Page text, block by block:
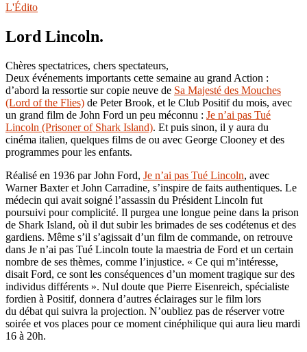
L'Édito
Lord Lincoln.
Chères spectatrices, chers spectateurs,
Deux événements importants cette semaine au grand Action :
d’abord la ressortie sur copie neuve de Sa Majesté des Mouches
(Lord of the Flies) de Peter Brook, et le Club Positif du mois, avec
un grand film de John Ford un peu méconnu : Je n’ai pas Tué
Lincoln (Prisoner of Shark Island). Et puis sinon, il y aura du
cinéma italien, quelques films de ou avec George Clooney et des
programmes pour les enfants.
Réalisé en 1936 par John Ford, Je n’ai pas Tué Lincoln, avec
Warner Baxter et John Carradine, s’inspire de faits authentiques. Le
médecin qui avait soigné l’assassin du Président Lincoln fut
poursuivi pour complicité. Il purgea une longue peine dans la prison
de Shark Island, où il dut subir les brimades de ses codétenus et des
gardiens. Même s’il s’agissait d’un film de commande, on retrouve
dans Je n’ai pas Tué Lincoln toute la maestria de Ford et un certain
nombre de ses thèmes, comme l’injustice. « Ce qui m’intéresse,
disait Ford, ce sont les conséquences d’un moment tragique sur des
individus différents ». Nul doute que Pierre Eisenreich, spécialiste
fordien à Positif, donnera d’autres éclairages sur le film lors
du débat qui suivra la projection. N’oubliez pas de réserver votre
soirée et vos places pour ce moment cinéphilique qui aura lieu mardi
16 à 20h.